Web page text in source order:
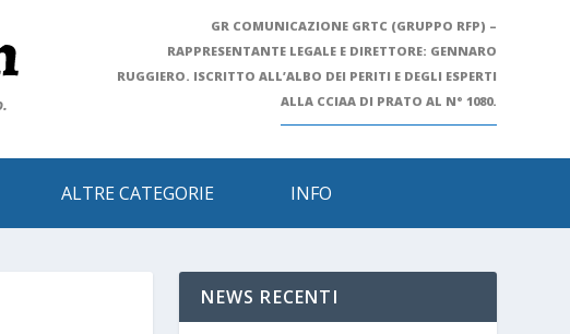
GR COMUNICAZIONE GRTC (GRUPPO RFP) –
RAPPRESENTANTE LEGALE E DIRETTORE: GENNARO
RUGGIERO. ISCRITTO ALL’ALBO DEI PERITI E DEGLI ESPERTI
ALLA CCIAA DI PRATO AL N° 1080.
ALTRE CATEGORIE INFO
NEWS RECENTI